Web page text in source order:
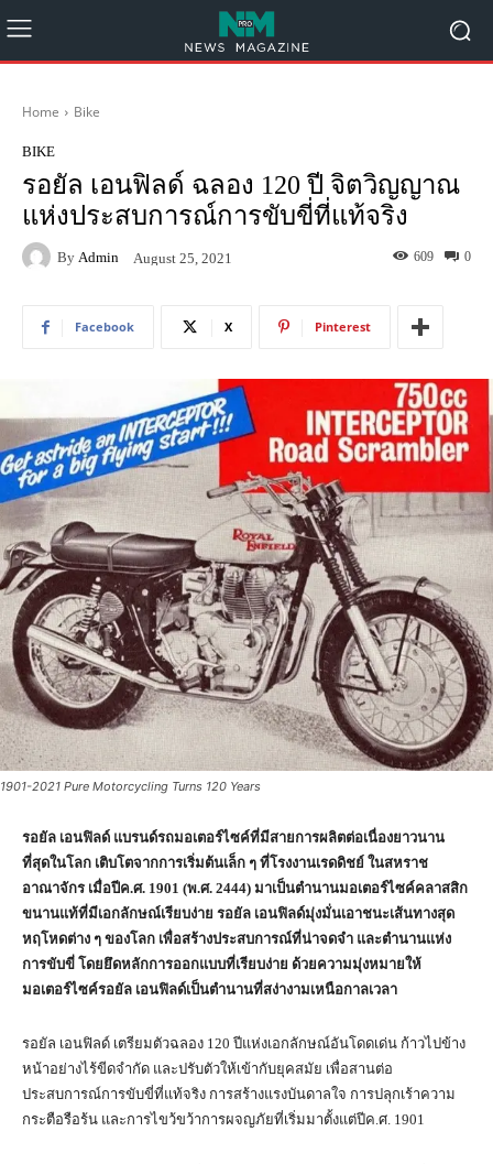
Home Bike
BIKE
รอยัล เอนฟิลด์ ฉลอง 120 ปี จิตวิญญาณ
แห่งประสบการณ์การขับขี่ที่แท้จริง
By Admin August 25, 2021 0
609
Facebook X Pinterest
1901-2021 Pure Motorcycling Turns 120 Years
รอยัล เอนฟิลด์ แบรนด์รถมอเตอร์ไซค์ที่มีสายการผลิตต่อเนื่องยาวนาน
ที่สุดในโลก เติบโตจากการเริ่มต้นเล็ก ๆ ที่โรงงานเรดดิชย์ ในสหราช
อาณาจักร เมื่อปีค.ศ. 1901 (พ.ศ. 2444) มาเป็นตำนานมอเตอร์ไซค์คลาสสิก
ขนานแท้ที่มีเอกลักษณ์เรียบง่าย รอยัล เอนฟิลด์มุ่งมั่นเอาชนะเส้นทางสุด
หฤโหดต่าง ๆ ของโลก เพื่อสร้างประสบการณ์ที่น่าจดจำ และตำนานแห่ง
การขับขี่ โดยยึดหลักการออกแบบที่เรียบง่าย ด้วยความมุ่งหมายให้
มอเตอร์ไซค์รอยัล เอนฟิลด์เป็นตำนานที่สง่างามเหนือกาลเวลา
รอยัล เอนฟิลด์ เตรียมตัวฉลอง 120 ปีแห่งเอกลักษณ์อันโดดเด่น ก้าวไปข้าง
หน้าอย่างไร้ขีดจำกัด และปรับตัวให้เข้ากับยุคสมัย เพื่อสานต่อ
ประสบการณ์การขับขี่ที่แท้จริง การสร้างแรงบันดาลใจ การปลุกเร้าความ
กระตือรือร้น และการไขว้ขว้าการผจญภัยที่เริ่มมาตั้งแต่ปีค.ศ. 1901